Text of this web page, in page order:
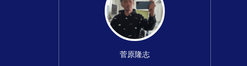
菅原隆志